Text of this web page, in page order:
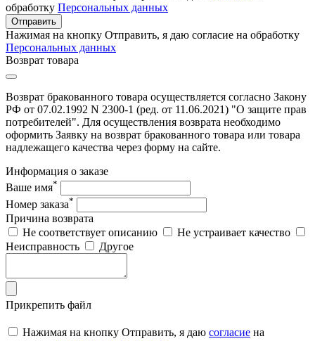
обработку Персональных данных
Отправить
Нажимая на кнопку Отправить, я даю согласие на обработку
Персональных данных
Возврат товара
Возврат бракованного товара осуществляется согласно Закону
РФ от 07.02.1992 N 2300-1 (ред. от 11.06.2021) "О защите прав
потребителей". Для осуществления возврата необходимо
оформить Заявку на возврат бракованного товара или товара
надлежащего качества через форму на сайте.
Информация о заказе
Ваше имя*
Номер заказа*
Причина возврата
Не соответствует описанию
Не устраивает качество
Неисправность
Другое
Прикрепить файл
Нажимая на кнопку Отправить, я даю согласие на